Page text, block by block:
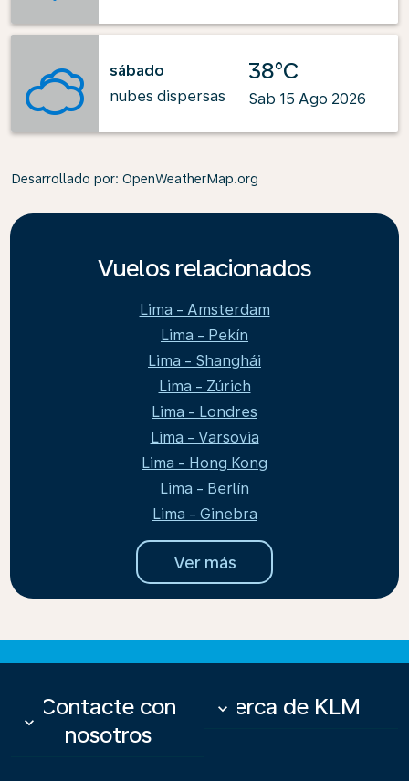
sábado
nubes dispersas
38°C
Sab 15 Ago 2026
Desarrollado por: OpenWeatherMap.org
Vuelos relacionados
Lima - Amsterdam
Lima - Pekín
Lima - Shanghái
Lima - Zúrich
Lima - Londres
Lima - Varsovia
Lima - Hong Kong
Lima - Berlín
Lima - Ginebra
Ver más
Contacte con
nosotros
keyboard_arrow_down
Acerca de KLM
keyboard_arrow_down